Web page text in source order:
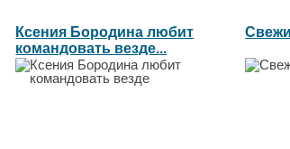
Ксения Бородина любит
командовать везде...